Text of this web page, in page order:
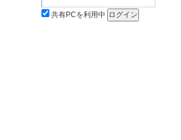
共有PCを利用中